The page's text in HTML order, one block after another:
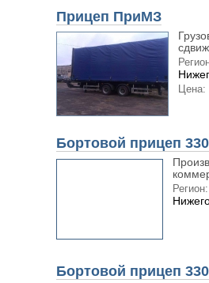
Прицеп ПриМЗ
Цена:
Бортовой прицеп
Регион:
Бортовой прицеп